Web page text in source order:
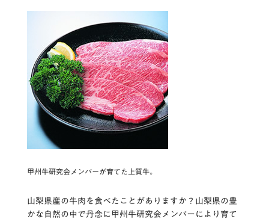
甲州牛研究会メンバーが育てた上質牛。
山梨県産の牛肉を食べたことがありますか？山梨県の豊
かな自然の中で丹念に甲州牛研究会メンバーにより育て